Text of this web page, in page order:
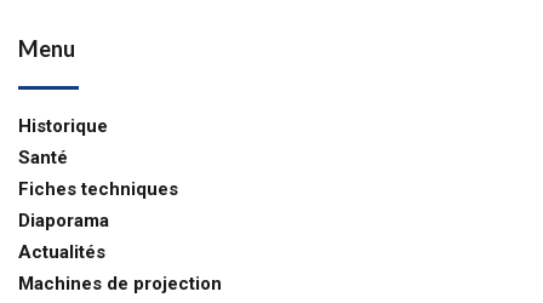
Menu
Historique
Santé
Fiches techniques
Diaporama
Actualités
Machines de projection